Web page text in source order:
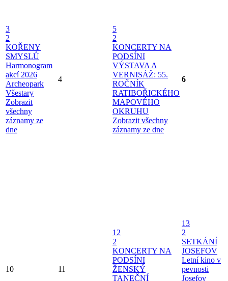
3
2
KOŘENY
SMYSLŮ
Harmonogram
akcí 2026
Archeopark
Všestary
Zobrazit
všechny
záznamy ze
dne
4
5
2
KONCERTY NA
PODSÍNI
VÝSTAVA A
VERNISÁŽ: 55.
ROČNÍK
RATIBOŘICKÉHO
MAPOVÉHO
OKRUHU
Zobrazit všechny
záznamy ze dne
6
10 11
12
2
KONCERTY NA
PODSÍNI
ŽENSKÝ
TANEČNÍ
13
2
SETKÁNÍ
JOSEFOV
Letní kino v
pevnosti
Josefov